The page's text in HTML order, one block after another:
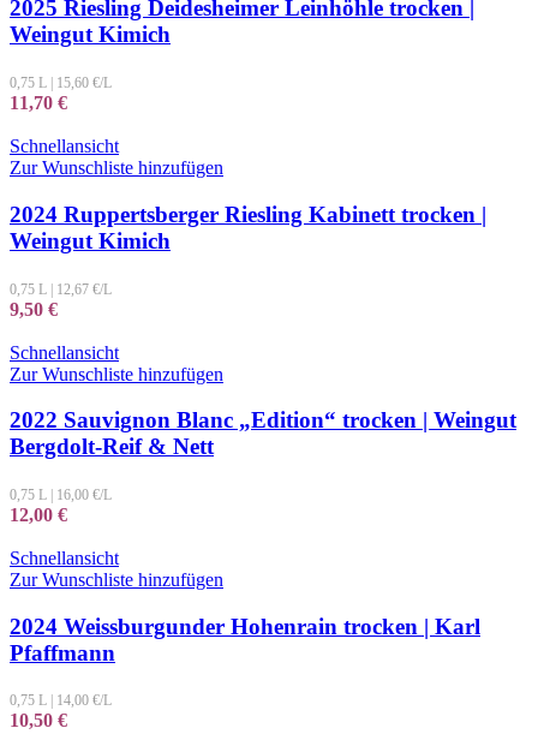
2025 Riesling Deidesheimer Leinhöhle trocken |
Weingut Kimich
0,75 L 15,60 €/L
11,70 €
Schnellansicht
Zur Wunschliste hinzufügen
2024 Ruppertsberger Riesling Kabinett trocken |
Weingut Kimich
0,75 L | 12,67 €/L
9,50 €
Schnellansicht
Zur Wunschliste hinzufügen
2022 Sauvignon Blanc „Edition“ trocken | Weingut
Bergdolt-Reif & Nett
0,75 L 16,00 €/L
12,00 €
Schnellansicht
Zur Wunschliste hinzufügen
2024 Weissburgunder Hohenrain trocken | Karl
Pfaffmann
0,75 L 14,00 €/L
10,50 €